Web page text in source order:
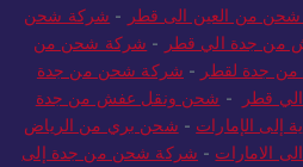
من العين الى قطر - شركة شحن
من جدة الي قطر - شركة شحن من
جدة لقطر - شركة شحن من جدة
قطر - شحن ونقل عفش من جدة
الإمارات - شحن بري من الرياض
الامارات - شركة شحن من جدة إلى